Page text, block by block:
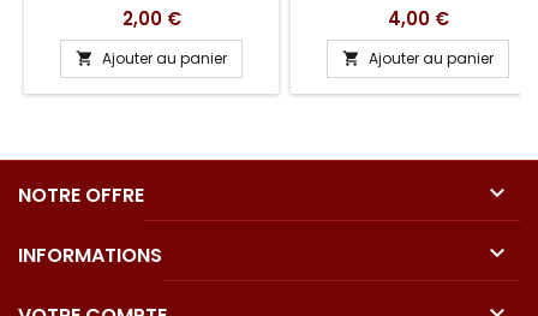
Prix
2,00 €
 Ajouter au panier
Prix
4,00 €
 Ajouter au panier
NOTRE OFFRE 
INFORMATIONS 